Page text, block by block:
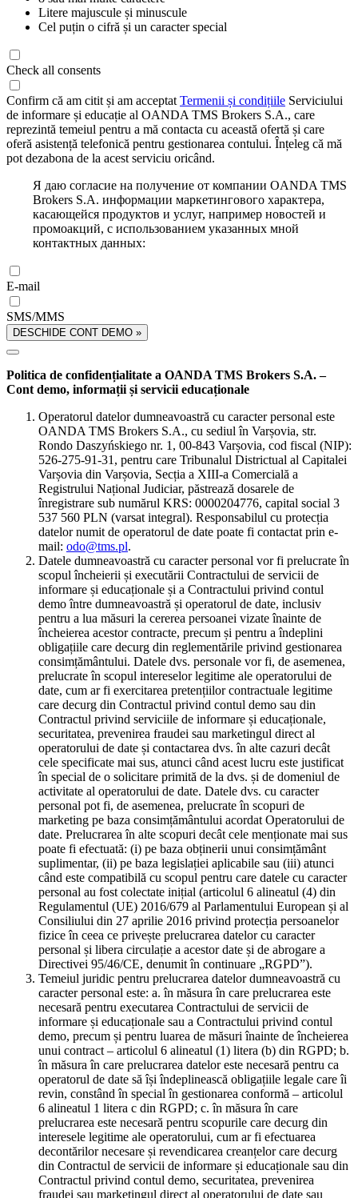
Litere majuscule și minuscule
Cel puțin o cifră și un caracter special
Check all consents
Confirm că am citit și am acceptat Termenii și condițiile Serviciului
de informare și educație al OANDA TMS Brokers S.A., care
reprezintă temeiul pentru a mă contacta cu această ofertă și care
oferă asistență telefonică pentru gestionarea contului. Înțeleg că mă
pot dezabona de la acest serviciu oricând.
Я даю согласие на получение от компании OANDA TMS
Brokers S.A. информации маркетингового характера,
касающейся продуктов и услуг, например новостей и
промоакций, с использованием указанных мной
контактных данных:
E-mail
SMS/MMS
DESCHIDE CONT DEMO »
Politica de confidențialitate a OANDA TMS Brokers S.A. –
Cont demo, informații și servicii educaționale
Operatorul datelor dumneavoastră cu caracter personal este
OANDA TMS Brokers S.A., cu sediul în Varșovia, str.
Rondo Daszyńskiego nr. 1, 00-843 Varșovia, cod fiscal (NIP):
526-275-91-31, pentru care Tribunalul Districtual al Capitalei
Varșovia din Varșovia, Secția a XIII-a Comercială a
Registrului Național Judiciar, păstrează dosarele de
înregistrare sub numărul KRS: 0000204776, capital social 3
537 560 PLN (varsat integral). Responsabilul cu protecția
datelor numit de operatorul de date poate fi contactat prin e-
mail: odo@tms.pl.
Datele dumneavoastră cu caracter personal vor fi prelucrate în
scopul încheierii și executării Contractului de servicii de
informare și educaționale și a Contractului privind contul
demo între dumneavoastră și operatorul de date, inclusiv
pentru a lua măsuri la cererea persoanei vizate înainte de
încheierea acestor contracte, precum și pentru a îndeplini
obligațiile care decurg din reglementările privind gestionarea
consimțământului. Datele dvs. personale vor fi, de asemenea,
prelucrate în scopul intereselor legitime ale operatorului de
date, cum ar fi exercitarea pretențiilor contractuale legitime
care decurg din Contractul privind contul demo sau din
Contractul privind serviciile de informare și educaționale,
securitatea, prevenirea fraudei sau marketingul direct al
operatorului de date și contactarea dvs. în alte cazuri decât
cele specificate mai sus, atunci când acest lucru este justificat
în special de o solicitare primită de la dvs. și de domeniul de
activitate al operatorului de date. Datele dvs. cu caracter
personal pot fi, de asemenea, prelucrate în scopuri de
marketing pe baza consimțământului acordat Operatorului de
date. Prelucrarea în alte scopuri decât cele menționate mai sus
poate fi efectuată: (i) pe baza obținerii unui consimțământ
suplimentar, (ii) pe baza legislației aplicabile sau (iii) atunci
când este compatibilă cu scopul pentru care datele cu caracter
personal au fost colectate inițial (articolul 6 alineatul (4) din
Regulamentul (UE) 2016/679 al Parlamentului European și al
Consiliului din 27 aprilie 2016 privind protecția persoanelor
fizice în ceea ce privește prelucrarea datelor cu caracter
personal și libera circulație a acestor date și de abrogare a
Directivei 95/46/CE, denumit în continuare „RGPD”).
Temeiul juridic pentru prelucrarea datelor dumneavoastră cu
caracter personal este: a. în măsura în care prelucrarea este
necesară pentru executarea Contractului de servicii de
informare și educaționale sau a Contractului privind contul
demo, precum și pentru luarea de măsuri înainte de încheierea
unui contract – articolul 6 alineatul (1) litera (b) din RGPD; b.
în măsura în care prelucrarea datelor este necesară pentru ca
operatorul de date să își îndeplinească obligațiile legale care îi
revin, constând în special în gestionarea conformă – articolul
6 alineatul 1 litera c din RGPD; c. în măsura în care
prelucrarea este necesară pentru scopurile care decurg din
interesele legitime ale operatorului, cum ar fi efectuarea
decontărilor necesare și revendicarea creanțelor care decurg
din Contractul de servicii de informare și educaționale sau din
Contractul privind contul demo, securitatea, prevenirea
fraudei sau marketingul direct al operatorului de date sau